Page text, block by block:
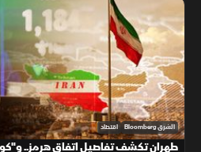
الشرق Bloomberg اقتصاد
طهران تكشف تفاصيل اتفاق هرمز..